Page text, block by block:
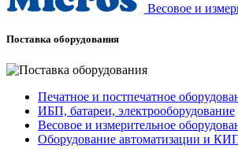
Весовое и
Поставка оборудования
Печатное и постпечатное
ИБП, батареи, электрооборудование
Весовое и измерительное
Оборудование автоматизации и